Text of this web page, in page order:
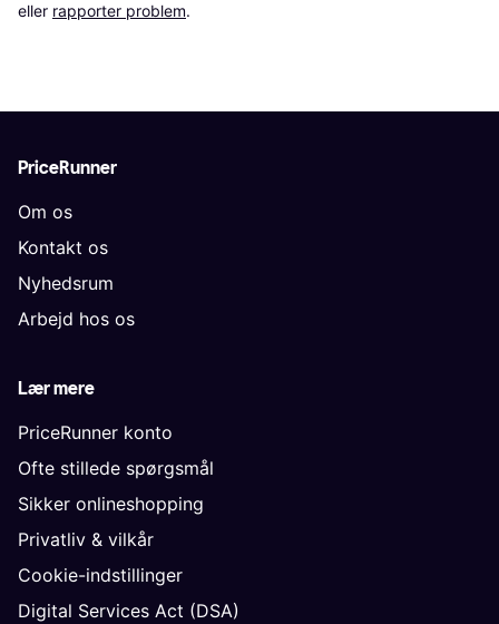
eller rapporter problem.
PriceRunner
Om os
Kontakt os
Nyhedsrum
Arbejd hos os
Lær mere
PriceRunner konto
Ofte stillede spørgsmål
Sikker onlineshopping
Privatliv & vilkår
Cookie-indstillinger
Digital Services Act (DSA)